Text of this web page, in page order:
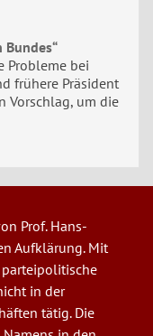
Bundes“
Probleme bei
frühere Präsident
Vorschlag, um die
Prof. Hans-
Aufklärung. Mit
in der
tätig. Die